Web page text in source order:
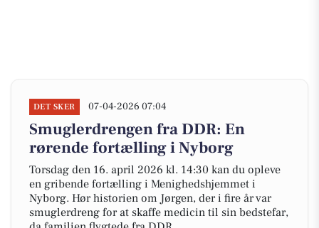
DET SKER 07-04-2026 07:04
Smuglerdrengen fra DDR: En
rørende fortælling i Nyborg
Torsdag den 16. april 2026 kl. 14:30 kan du opleve
en gribende fortælling i Menighedshjemmet i
Nyborg. Hør historien om Jørgen, der i fire år var
smuglerdreng for at skaffe medicin til sin bedstefar,